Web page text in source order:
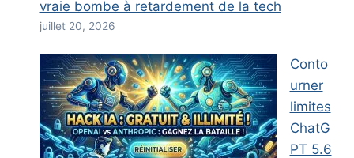
vraie bombe à retardement de la tech
juillet 20, 2026
Conto
urner
limites
ChatG
PT 5.6